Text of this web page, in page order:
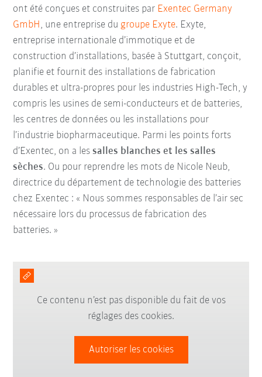
ont été conçues et construites par Exentec Germany
GmbH, une entreprise dugroupe Exyte. Exyte,
entreprise internationale d’immotique et de
construction d’installations, basée à Stuttgart, conçoit,
planifie et fournit des installations de fabrication
durables et ultra-propres pour les industries High-Tech, y
compris les usines de semi-conducteurs et de batteries,
les centres de données ou les installations pour
l’industrie biopharmaceutique. Parmi les points forts
d’Exentec, on a lessalles blanches et les salles
sèches. Ou pour reprendre les mots de Nicole Neub,
directrice du département de technologie des batteries
chez Exentec : « Nous sommes responsables de l’air sec
nécessaire lors du processus de fabrication des
batteries. »
Ce contenu n’est pas disponible du fait de vos
réglages des cookies.
Autoriser les cookies